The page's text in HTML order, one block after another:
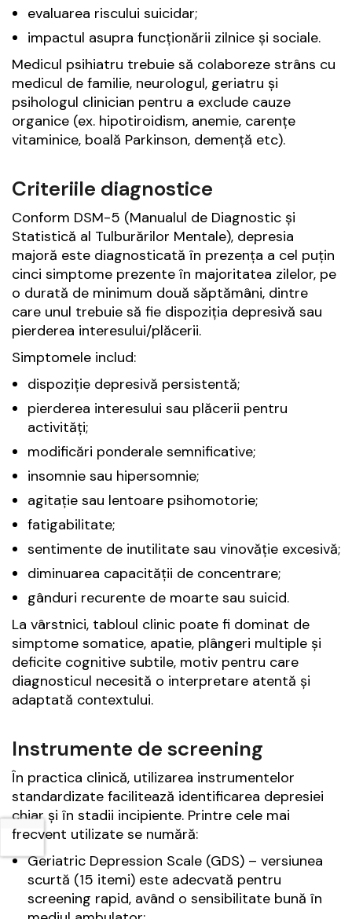
evaluarea riscului suicidar;
impactul asupra funcționării zilnice și sociale.
Medicul psihiatru trebuie să colaboreze strâns cu
medicul de familie, neurologul, geriatru și
psihologul clinician pentru a exclude cauze
organice (ex. hipotiroidism, anemie, carențe
vitaminice, boală Parkinson, demență etc).
Criteriile diagnostice
Conform DSM-5 (Manualul de Diagnostic și
Statistică al Tulburărilor Mentale), depresia
majoră este diagnosticată în prezența a cel puțin
cinci simptome prezente în majoritatea zilelor, pe
o durată de minimum două săptămâni, dintre
care unul trebuie să fie dispoziția depresivă sau
pierderea interesului/plăcerii.
Simptomele includ:
dispoziție depresivă persistentă;
pierderea interesului sau plăcerii pentru
activități;
modificări ponderale semnificative;
insomnie sau hipersomnie;
agitație sau lentoare psihomotorie;
fatigabilitate;
sentimente de inutilitate sau vinovăție excesivă;
diminuarea capacității de concentrare;
gânduri recurente de moarte sau suicid.
La vârstnici, tabloul clinic poate fi dominat de
simptome somatice, apatie, plângeri multiple și
deficite cognitive subtile, motiv pentru care
diagnosticul necesită o interpretare atentă și
adaptată contextului.
Instrumente de screening
În practica clinică, utilizarea instrumentelor
standardizate facilitează identificarea depresiei
chiar și în stadii incipiente. Printre cele mai
frecvent utilizate se numără:
Geriatric Depression Scale (GDS) – versiunea
scurtă (15 itemi) este adecvată pentru
screening rapid, având o sensibilitate bună în